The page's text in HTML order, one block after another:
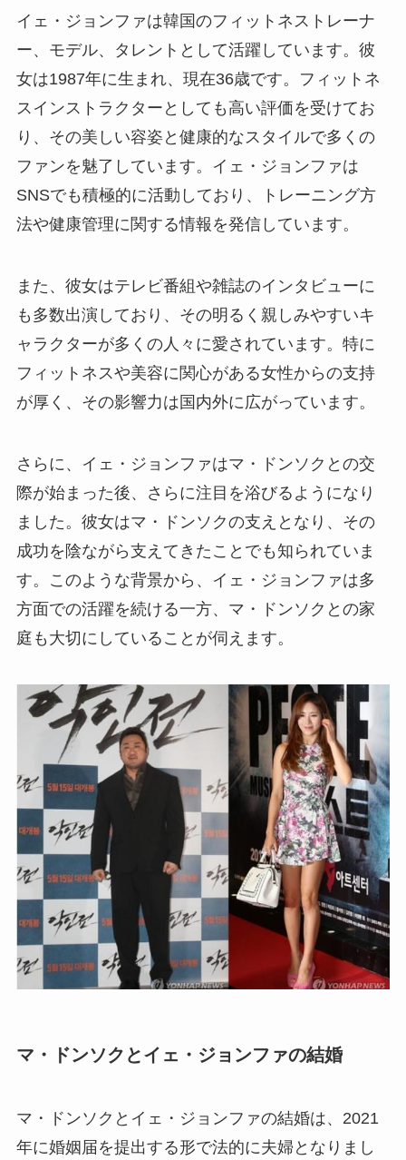
イェ・ジョンファは韓国のフィットネストレーナ
ー、モデル、タレントとして活躍しています。彼
女は1987年に生まれ、現在36歳です。フィットネ
スインストラクターとしても高い評価を受けてお
り、その美しい容姿と健康的なスタイルで多くの
ファンを魅了しています。イェ・ジョンファは
SNSでも積極的に活動しており、トレーニング方
法や健康管理に関する情報を発信しています。
また、彼女はテレビ番組や雑誌のインタビューに
も多数出演しており、その明るく親しみやすいキ
ャラクターが多くの人々に愛されています。特に
フィットネスや美容に関心がある女性からの支持
が厚く、その影響力は国内外に広がっています。
さらに、イェ・ジョンファはマ・ドンソクとの交
際が始まった後、さらに注目を浴びるようになり
ました。彼女はマ・ドンソクの支えとなり、その
成功を陰ながら支えてきたことでも知られていま
す。このような背景から、イェ・ジョンファは多
方面での活躍を続ける一方、マ・ドンソクとの家
庭も大切にしていることが伺えます。
マ・ドンソクとイェ・ジョンファの結婚
マ・ドンソクとイェ・ジョンファの結婚は、2021
年に婚姻届を提出する形で法的に夫婦となりまし